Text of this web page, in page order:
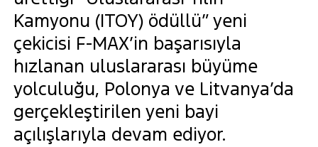
Kamyonu (ITOY) ödüllü” yeni
çekicisi F-MAX’in başarısıyla
hızlanan uluslararası büyüme
yolculuğu, Polonya ve Litvanya’da
gerçekleştirilen yeni bayi
açılışlarıyla devam ediyor.